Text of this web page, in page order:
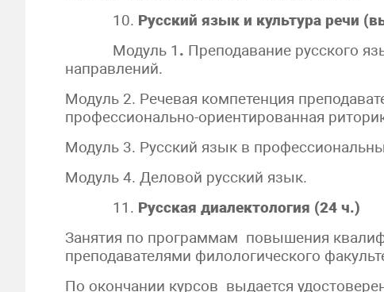
10. Русский язык и культура речи
Модуль 1 . Преподавание русского
направлений.
Модуль 2. Речевая компетенция
профессионально-ориентированная
Модуль 3. Русский язык в
Модуль 4. Деловой русский язык.
11. Русская диалектология (24 ч.)
Занятия по программам повышения
преподавателями филологического
По окончании курсов выдается